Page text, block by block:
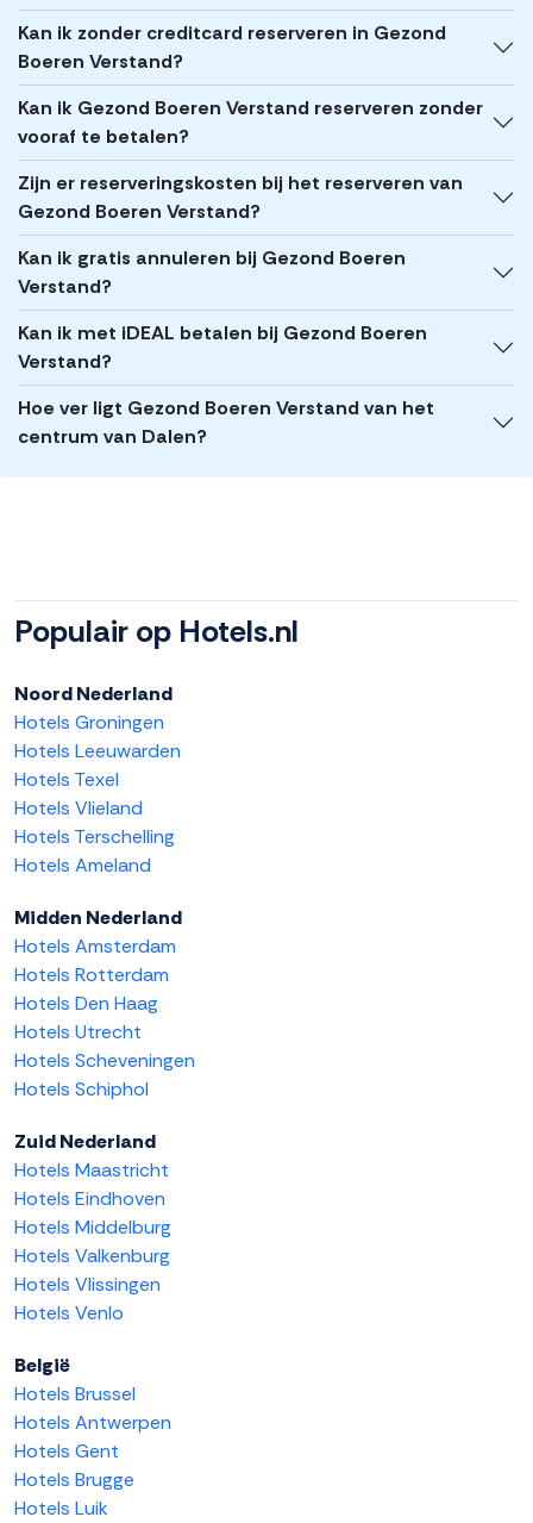
Kan ik zonder creditcard reserveren in Gezond
Boeren Verstand?
Kan ik Gezond Boeren Verstand reserveren zonder
vooraf te betalen?
Zijn er reserveringskosten bij het reserveren van
Gezond Boeren Verstand?
Kan ik gratis annuleren bij Gezond Boeren
Verstand?
Kan ik met iDEAL betalen bij Gezond Boeren
Verstand?
Hoe ver ligt Gezond Boeren Verstand van het
centrum van Dalen?
Populair op Hotels.nl
Noord Nederland
Hotels Groningen
Hotels Leeuwarden
Hotels Texel
Hotels Vlieland
Hotels Terschelling
Hotels Ameland
Midden Nederland
Hotels Amsterdam
Hotels Rotterdam
Hotels Den Haag
Hotels Utrecht
Hotels Scheveningen
Hotels Schiphol
Zuid Nederland
Hotels Maastricht
Hotels Eindhoven
Hotels Middelburg
Hotels Valkenburg
Hotels Vlissingen
Hotels Venlo
België
Hotels Brussel
Hotels Antwerpen
Hotels Gent
Hotels Brugge
Hotels Luik